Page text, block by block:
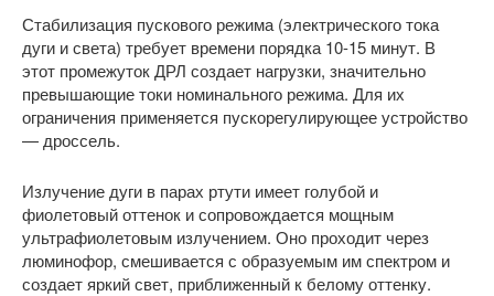
Стабилизация пускового режима (электрического тока
дуги и света) требует времени порядка 10-15 минут. В
этот промежуток ДРЛ создает нагрузки, значительно
превышающие токи номинального режима. Для их
ограничения применяется пускорегулирующее устройство
— дроссель.
Излучение дуги в парах ртути имеет голубой и
фиолетовый оттенок и сопровождается мощным
ультрафиолетовым излучением. Оно проходит через
люминофор, смешивается с образуемым им спектром и
создает яркий свет, приближенный к белому оттенку.